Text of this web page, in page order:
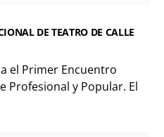
DE TEATRO DE CALLE
el Primer Encuentro
Profesional y Popular. El